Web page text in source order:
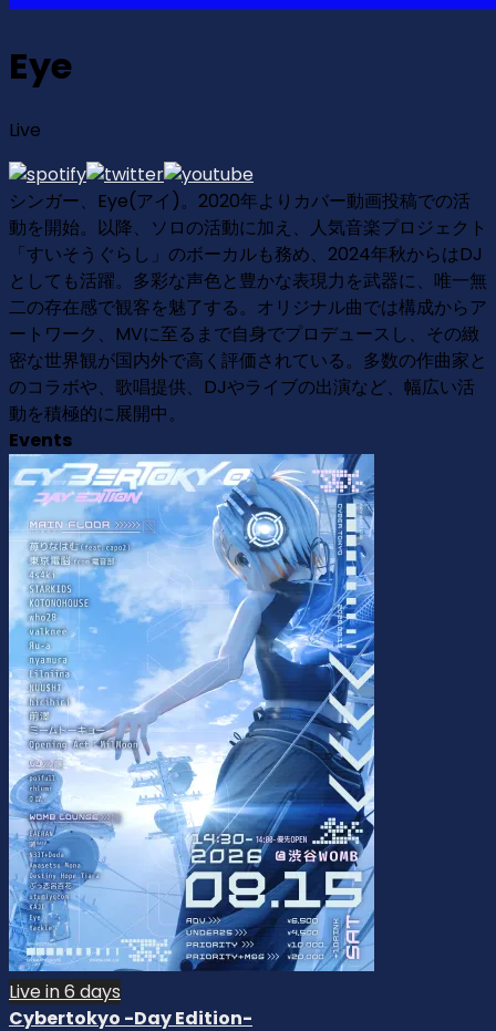
Eye
Live
シンガー、Eye(アイ)。2020年よりカバー動画投稿での活
動を開始。以降、ソロの活動に加え、人気音楽プロジェクト
「すいそうぐらし」のボーカルも務め、2024年秋からはDJ
としても活躍。多彩な声色と豊かな表現力を武器に、唯一無
二の存在感で観客を魅了する。オリジナル曲では構成からア
ートワーク、MVに至るまで自身でプロデュースし、その緻
密な世界観が国内外で高く評価されている。多数の作曲家と
のコラボや、歌唱提供、DJやライブの出演など、幅広い活
動を積極的に展開中。
Events
Live in 6 days
Cybertokyo -Day Edition-